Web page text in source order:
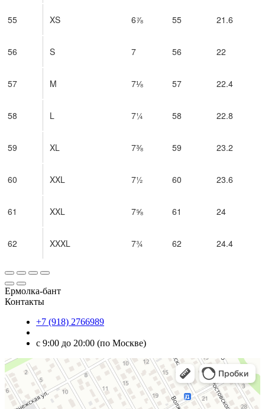
55 XS 6⅞ 55 21.6
56 S 7 56 22
57 M 7⅛ 57 22.4
58 L 7¼ 58 22.8
59 XL 7⅜ 59 23.2
60 XXL 7½ 60 23.6
61 XXL 7⅝ 61 24
62 XXXL 7¾ 62 24.4
Ермолка-бант
Контакты
+7 (918) 2766989
с 9:00 до 20:00 (по Москве)